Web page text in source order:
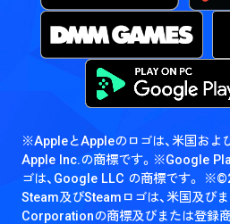
※AppleとAppleのロゴは、米国およ
Apple Inc.の商標です。 ※Google
ゴは、Google LLC の商標です。
Steam及びSteamロゴは、米国及び
Corporationの商標及びまたは登録商